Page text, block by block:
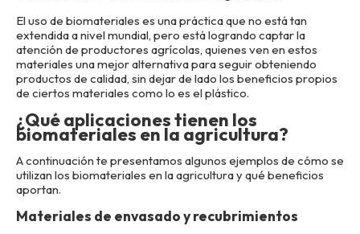
El uso de biomateriales es una práctica que no está tan
extendida a nivel mundial, pero está logrando captar la
atención de productores agrícolas, quienes ven en estos
materiales una mejor alternativa para seguir obteniendo
productos de calidad, sin dejar de lado los beneficios propios
de ciertos materiales como lo es el plástico.
¿Qué aplicaciones tienen los
biomateriales en la agricultura?
A continuación te presentamos algunos ejemplos de cómo se
utilizan los biomateriales en la agricultura y qué beneficios
aportan.
Materiales de envasado y recubrimientos